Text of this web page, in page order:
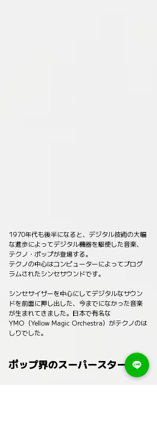
1970年代も後半になると、デジタル技術の大幅
な進歩によってデジタル機器を駆使した音楽、
テクノ・ポップが登場する。
テクノの中心はコンピューターによってプログ
ラムされたシンセサウンドです。
シンセサイザーを中心にしてデジタルなサウン
ドを前面に押し出した、今までになかった音楽
が生まれてきました。日本で有名な
YMO（Yellow Magic Orchestra）がテクノのは
しりでした。
ポップ界のスーパースター登場